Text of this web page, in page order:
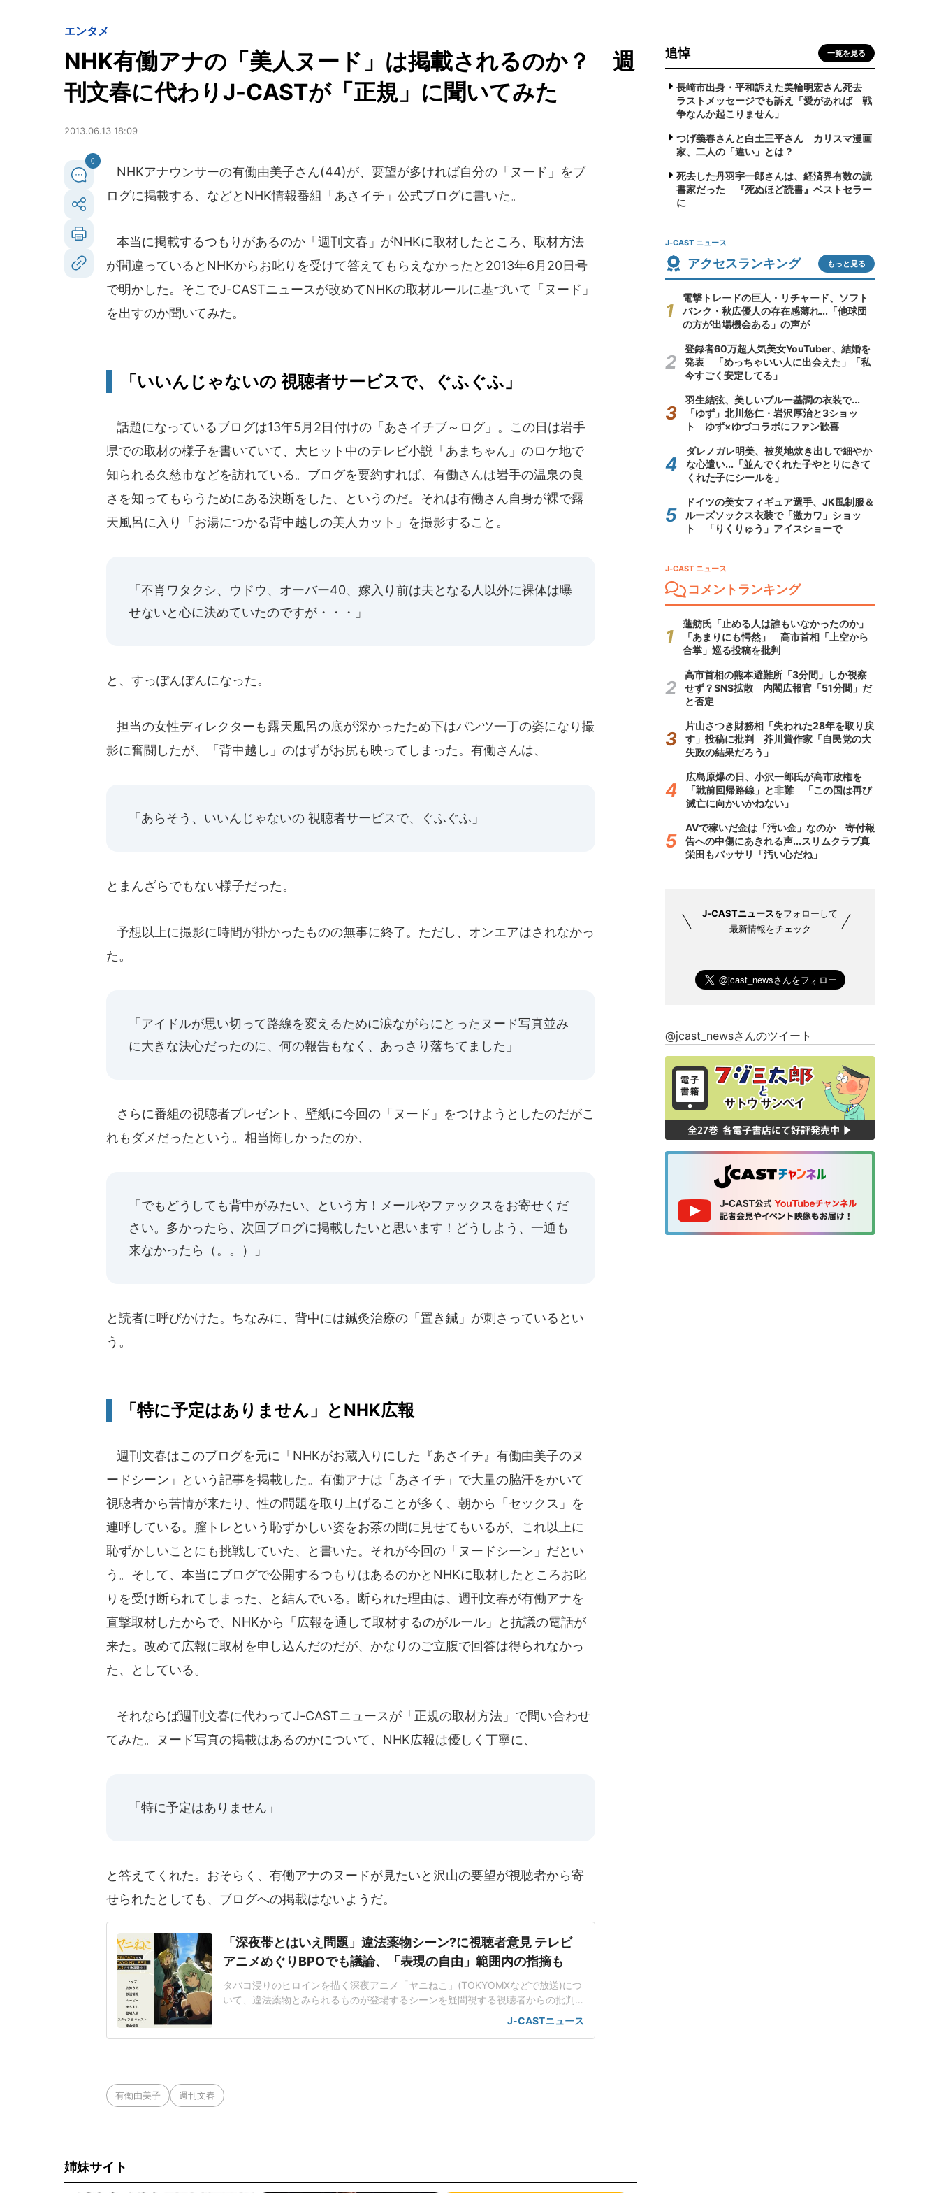
エンタメ
NHK有働アナの「美人ヌード」は掲載されるのか？ 週
刊文春に代わりJ-CASTが「正規」に聞いてみた
2013.06.13 18:09
0
NHKアナウンサーの有働由美子さん(44)が、要望が多ければ自分の「ヌード」をブ
ログに掲載する、などとNHK情報番組「あさイチ」公式ブログに書いた。
本当に掲載するつもりがあるのか「週刊文春」がNHKに取材したところ、取材方法
が間違っているとNHKからお叱りを受けて答えてもらえなかったと2013年6月20日号
で明かした。そこでJ-CASTニュースが改めてNHKの取材ルールに基づいて「ヌード」
を出すのか聞いてみた。
「いいんじゃないの 視聴者サービスで、ぐふぐふ」
話題になっているブログは13年5月2日付けの「あさイチブ～ログ」。この日は岩手
県での取材の様子を書いていて、大ヒット中のテレビ小説「あまちゃん」のロケ地で
知られる久慈市などを訪れている。ブログを要約すれば、有働さんは岩手の温泉の良
さを知ってもらうためにある決断をした、というのだ。それは有働さん自身が裸で露
天風呂に入り「お湯につかる背中越しの美人カット」を撮影すること。
「不肖ワタクシ、ウドウ、オーバー40、嫁入り前は夫となる人以外に裸体は曝
せないと心に決めていたのですが・・・」
と、すっぽんぽんになった。
担当の女性ディレクターも露天風呂の底が深かったため下はパンツ一丁の姿になり撮
影に奮闘したが、「背中越し」のはずがお尻も映ってしまった。有働さんは、
「あらそう、いいんじゃないの 視聴者サービスで、ぐふぐふ」
とまんざらでもない様子だった。
予想以上に撮影に時間が掛かったものの無事に終了。ただし、オンエアはされなかっ
た。
「アイドルが思い切って路線を変えるために涙ながらにとったヌード写真並み
に大きな決心だったのに、何の報告もなく、あっさり落ちてました」
さらに番組の視聴者プレゼント、壁紙に今回の「ヌード」をつけようとしたのだがこ
れもダメだったという。相当悔しかったのか、
「でもどうしても背中がみたい、という方！メールやファックスをお寄せくだ
さい。多かったら、次回ブログに掲載したいと思います！どうしよう、一通も
来なかったら（。。）」
と読者に呼びかけた。ちなみに、背中には鍼灸治療の「置き鍼」が刺さっているとい
う。
「特に予定はありません」とNHK広報
週刊文春はこのブログを元に「NHKがお蔵入りにした『あさイチ』有働由美子のヌ
ードシーン」という記事を掲載した。有働アナは「あさイチ」で大量の脇汗をかいて
視聴者から苦情が来たり、性の問題を取り上げることが多く、朝から「セックス」を
連呼している。膣トレという恥ずかしい姿をお茶の間に見せてもいるが、これ以上に
恥ずかしいことにも挑戦していた、と書いた。それが今回の「ヌードシーン」だとい
う。そして、本当にブログで公開するつもりはあるのかとNHKに取材したところお叱
りを受け断られてしまった、と結んでいる。断られた理由は、週刊文春が有働アナを
直撃取材したからで、NHKから「広報を通して取材するのがルール」と抗議の電話が
来た。改めて広報に取材を申し込んだのだが、かなりのご立腹で回答は得られなかっ
た、としている。
それならば週刊文春に代わってJ-CASTニュースが「正規の取材方法」で問い合わせ
てみた。ヌード写真の掲載はあるのかについて、NHK広報は優しく丁寧に、
「特に予定はありません」
と答えてくれた。おそらく、有働アナのヌードが見たいと沢山の要望が視聴者から寄
せられたとしても、ブログへの掲載はないようだ。
「深夜帯とはいえ問題」違法薬物シーン?に視聴者意見 テレビ
アニメめぐりBPOでも議論、「表現の自由」範囲内の指摘も
タバコ浸りのヒロインを描く深夜アニメ「ヤニねこ」(TOKYOMXなどで放送)につ
いて、違法薬物とみられるものが登場するシーンを疑問視する視聴者からの批判
的意見があったとして、放送倫理・番組向上機構(BPO)の審議で取り上げられた。
「紛らわしいことを放送でしないほうがいい」と委員から意見が出たが、「表現
J-CASTニュース
有働由美子 週刊文春
姉妹サイト
追悼 一覧を見る
長崎市出身・平和訴えた美輪明宏さん死去
ラストメッセージでも訴え「愛があれば 戦
争なんか起こりません」
つげ義春さんと白土三平さん カリスマ漫画
家、二人の「違い」とは？
死去した丹羽宇一郎さんは、経済界有数の読
書家だった 『死ぬほど読書』ベストセラー
に
J-CAST ニュース
アクセスランキング もっと見る
電撃トレードの巨人・リチャード、ソフト
バンク・秋広優人の存在感薄れ...「他球団
の方が出場機会ある」の声が
登録者60万超人気美女YouTuber、結婚を
発表 「めっちゃいい人に出会えた」「私
今すごく安定してる」
羽生結弦、美しいブルー基調の衣装で...
「ゆず」北川悠仁・岩沢厚治と3ショッ
ト ゆず×ゆづコラボにファン歓喜
ダレノガレ明美、被災地炊き出しで細やか
な心遣い...「並んでくれた子やとりにきて
くれた子にシールを」
ドイツの美女フィギュア選手、JK風制服＆
ルーズソックス衣装で「激カワ」ショッ
ト 「りくりゅう」アイスショーで
J-CAST ニュース
コメントランキング
蓮舫氏「止める人は誰もいなかったのか」
「あまりにも愕然」 高市首相「上空から
合掌」巡る投稿を批判
高市首相の熊本避難所「3分間」しか視察
せず？SNS拡散 内閣広報官「51分間」だ
と否定
片山さつき財務相「失われた28年を取り戻
す」投稿に批判 芥川賞作家「自民党の大
失政の結果だろう」
広島原爆の日、小沢一郎氏が高市政権を
「戦前回帰路線」と非難 「この国は再び
滅亡に向かいかねない」
AVで稼いだ金は「汚い金」なのか 寄付報
告への中傷にあきれる声...スリムクラブ真
栄田もバッサリ「汚い心だね」
J-CASTニュースをフォローして
最新情報をチェック
@jcast_newsさんのツイート